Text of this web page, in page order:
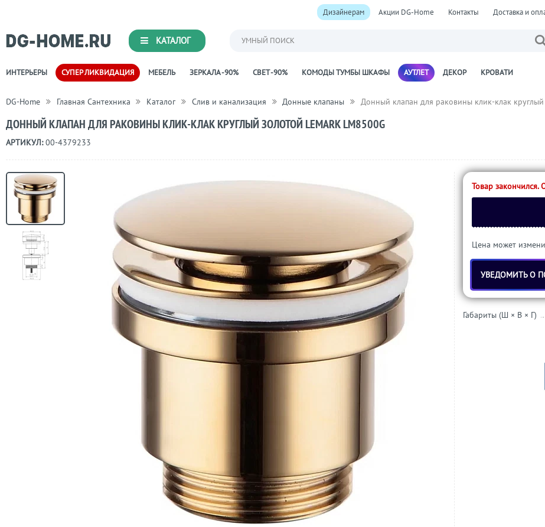
Дизайнерам Акции DG-Home Контакты Доставка и
КАТАЛОГ УМНЫЙ ПОИСК
ИНТЕРЬЕРЫ СУПЕР ЛИКВИДАЦИЯ МЕБЕЛЬ ЗЕРКАЛА -90% СВЕТ -90% КОМОДЫ ТУМБЫ ШКАФЫ АУТЛЕТ ДЕКОР КРОВАТИ
DG-Home Главная Сантехника Каталог Слив и канализация Донные клапаны Донный клапан для раковины клик-клак
ДОННЫЙ КЛАПАН ДЛЯ РАКОВИНЫ КЛИК-КЛАК КРУГЛЫЙ ЗОЛОТОЙ LEMARK LM8500G
АРТИКУЛ:00-4379233
Товар закончился.
Цена может
УВЕДОМИТЬ О
Габариты (Ш × В × Г)